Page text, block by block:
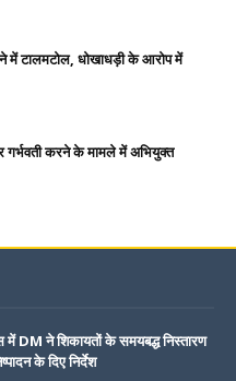
में टालमटोल, धोखाधड़ी के आरोप में
गर्भवती करने के मामले में अभियुक्त
में DM ने शिकायतों के समयबद्ध निस्तारण
के दिए निर्देश